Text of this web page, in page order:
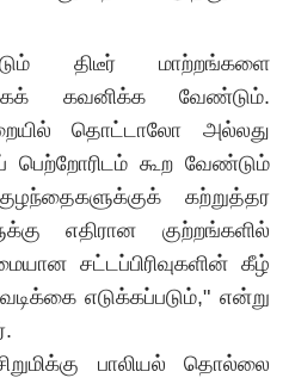
திடீர் மாற்றங்களை
கவனிக்க வேண்டும்.
தொட்டாலோ அல்லது
பெற்றோரிடம் கூற வேண்டும்
கற்றுத்தர
எதிரான குற்றங்களில்
சட்டப்பிரிவுகளின் கீழ்
எடுக்கப்படும்," என்று
பாலியல் தொல்லை